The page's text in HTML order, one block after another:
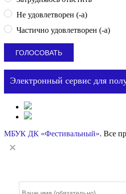
Не удовлетворен (-а)
Частично удовлетворен (-а)
Электронный сервис для
МБУК ДК «Фестивальный». Все